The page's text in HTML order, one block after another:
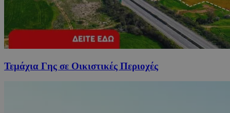
Τεμάχια Γης σε Οικιστικές Περιοχές